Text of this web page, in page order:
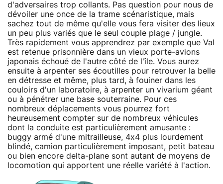
d'adversaires trop collants. Pas question pour nous de
dévoiler une once de la trame scénaristique, mais
sachez tout de même qu'elle vous fera visiter des lieux
un peu plus variés que le seul couple plage / jungle.
Très rapidement vous apprendrez par exemple que Val
est retenue prisonnière dans un vieux porte-avions
japonais échoué de l'autre côté de l'île. Vous aurez
ensuite à arpenter ses écoutilles pour retrouver la belle
en détresse et même, plus tard, à fouiner dans les
couloirs d'un laboratoire, à arpenter un vivarium géant
ou à pénétrer une base souterraine. Pour ces
nombreux déplacements vous pourrez fort
heureusement compter sur de nombreux véhicules
dont la conduite est particulièrement amusante :
buggy armé d'une mitrailleuse, 4x4 plus lourdement
blindé, camion particulièrement imposant, petit bateau
ou bien encore delta-plane sont autant de moyens de
locomotion qui apportent une réelle variété à l'action.